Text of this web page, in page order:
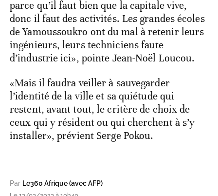
parce qu’il faut bien que la capitale vive,
donc il faut des activités. Les grandes écoles
de Yamoussoukro ont du mal à retenir leurs
ingénieurs, leurs techniciens faute
d’industrie ici», pointe Jean-Noël Loucou.
«Mais il faudra veiller à sauvegarder
l’identité de la ville et sa quiétude qui
restent, avant tout, le critère de choix de
ceux qui y résident ou qui cherchent à s’y
installer», prévient Serge Pokou.
Par Le360 Afrique (avec AFP)